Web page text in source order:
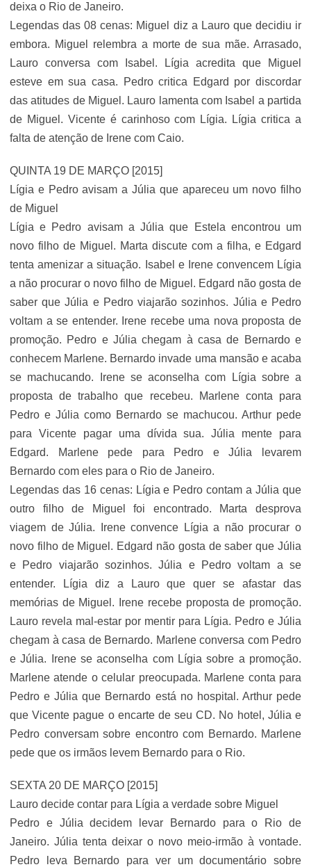
deixa o Rio de Janeiro.
Legendas das 08 cenas: Miguel diz a Lauro que decidiu ir
embora. Miguel relembra a morte de sua mãe. Arrasado,
Lauro conversa com Isabel. Lígia acredita que Miguel
esteve em sua casa. Pedro critica Edgard por discordar
das atitudes de Miguel. Lauro lamenta com Isabel a partida
de Miguel. Vicente é carinhoso com Lígia. Lígia critica a
falta de atenção de Irene com Caio.
QUINTA 19 DE MARÇO [2015]
Lígia e Pedro avisam a Júlia que apareceu um novo filho
de Miguel
Lígia e Pedro avisam a Júlia que Estela encontrou um
novo filho de Miguel. Marta discute com a filha, e Edgard
tenta amenizar a situação. Isabel e Irene convencem Lígia
a não procurar o novo filho de Miguel. Edgard não gosta de
saber que Júlia e Pedro viajarão sozinhos. Júlia e Pedro
voltam a se entender. Irene recebe uma nova proposta de
promoção. Pedro e Júlia chegam à casa de Bernardo e
conhecem Marlene. Bernardo invade uma mansão e acaba
se machucando. Irene se aconselha com Lígia sobre a
proposta de trabalho que recebeu. Marlene conta para
Pedro e Júlia como Bernardo se machucou. Arthur pede
para Vicente pagar uma dívida sua. Júlia mente para
Edgard. Marlene pede para Pedro e Júlia levarem
Bernardo com eles para o Rio de Janeiro.
Legendas das 16 cenas: Lígia e Pedro contam a Júlia que
outro filho de Miguel foi encontrado. Marta desprova
viagem de Júlia. Irene convence Lígia a não procurar o
novo filho de Miguel. Edgard não gosta de saber que Júlia
e Pedro viajarão sozinhos. Júlia e Pedro voltam a se
entender. Lígia diz a Lauro que quer se afastar das
memórias de Miguel. Irene recebe proposta de promoção.
Lauro revela mal-estar por mentir para Lígia. Pedro e Júlia
chegam à casa de Bernardo. Marlene conversa com Pedro
e Júlia. Irene se aconselha com Lígia sobre a promoção.
Marlene atende o celular preocupada. Marlene conta para
Pedro e Júlia que Bernardo está no hospital. Arthur pede
que Vicente pague o encarte de seu CD. No hotel, Júlia e
Pedro conversam sobre encontro com Bernardo. Marlene
pede que os irmãos levem Bernardo para o Rio.
SEXTA 20 DE MARÇO [2015]
Lauro decide contar para Lígia a verdade sobre Miguel
Pedro e Júlia decidem levar Bernardo para o Rio de
Janeiro. Júlia tenta deixar o novo meio-irmão à vontade.
Pedro leva Bernardo para ver um documentário sobre